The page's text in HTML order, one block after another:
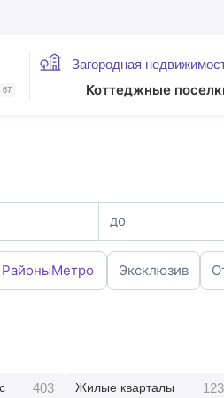
67
Загородная
Коттеджные
до
РайоныМетро Эксклюзив
403 Жилые кварталы 123